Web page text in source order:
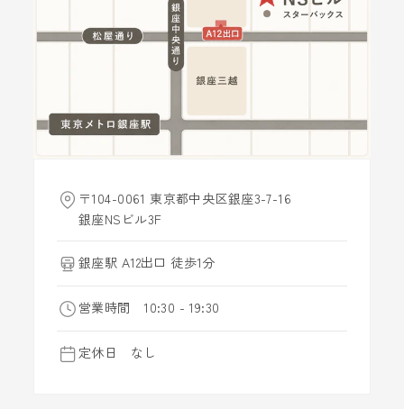
〒104-0061 東京都中央区銀座3-7-16
銀座NSビル3F
銀座駅 A12出口 徒歩1分
営業時間 10:30 - 19:30
定休日 なし